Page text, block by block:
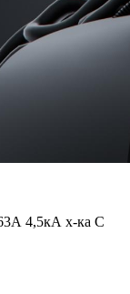
4,5кА х-ка С